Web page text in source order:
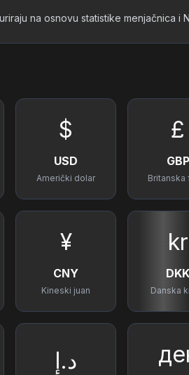
na osnovu statistike menjačnica
$
USD
Američki dolar
£
GBP
Britanska
¥
CNY
Kineski juan
kr
DKK
Danska
د.إ